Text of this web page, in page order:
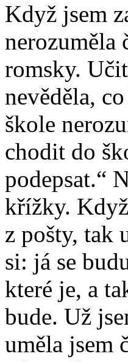
Když jsem
nerozuměla
romsky.
nevěděla,
škole
chodit do
podepsat.“
křížky.
z pošty, tak
si: já se
které je, a
bude. Už
uměla jsem